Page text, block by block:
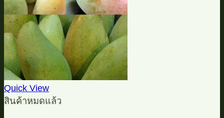
Quick View
สินค้าหมดแล้ว